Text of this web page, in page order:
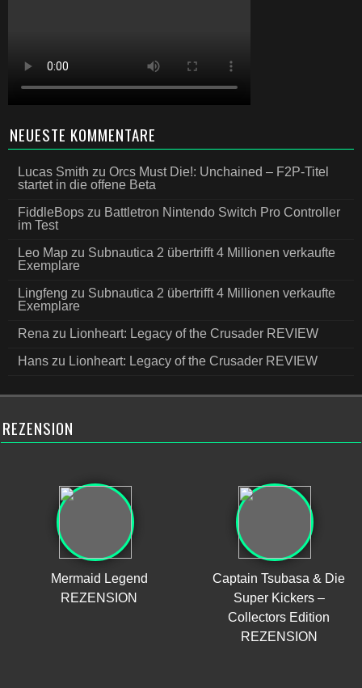
NEUESTE KOMMENTARE
Lucas Smith zu Orcs Must Die!: Unchained – F2P-Titel
startet in die offene Beta
FiddleBops zu Battletron Nintendo Switch Pro Controller
im Test
Leo Map zu Subnautica 2 übertrifft 4 Millionen verkaufte
Exemplare
Lingfeng zu Subnautica 2 übertrifft 4 Millionen verkaufte
Exemplare
Rena zu Lionheart: Legacy of the Crusader REVIEW
Hans zu Lionheart: Legacy of the Crusader REVIEW
REZENSION
Mermaid Legend
REZENSION
Captain Tsubasa & Die
Super Kickers –
Collectors Edition
REZENSION